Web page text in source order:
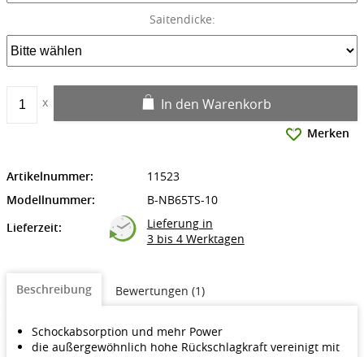
Saitendicke:
In den Warenkorb
Merken
Artikelnummer:
11523
Modellnummer:
B-NB65TS-10
Lieferzeit:
Lieferung in
3 bis 4 Werktagen
Beschreibung Bewertungen (1)
Schockabsorption und mehr Power
die außergewöhnlich hohe Rückschlagkraft vereinigt mit